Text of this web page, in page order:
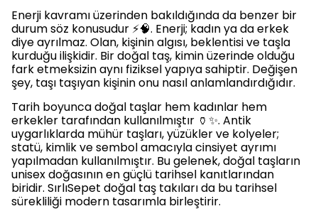
Enerji kavramı üzerinden bakıldığında da benzer bir
durum söz konusudur ⚡🧠. Enerji; kadın ya da erkek
diye ayrılmaz. Olan, kişinin algısı, beklentisi ve taşla
kurduğu ilişkidir. Bir doğal taş, kimin üzerinde olduğu
fark etmeksizin aynı fiziksel yapıya sahiptir. Değişen
şey, taşı taşıyan kişinin onu nasıl anlamlandırdığıdır.
Tarih boyunca doğal taşlar hem kadınlar hem
erkekler tarafından kullanılmıştır 🏺✨. Antik
uygarlıklarda mühür taşları, yüzükler ve kolyeler;
statü, kimlik ve sembol amacıyla cinsiyet ayrımı
yapılmadan kullanılmıştır. Bu gelenek, doğal taşların
unisex doğasının en güçlü tarihsel kanıtlarından
biridir. SırlıSepet doğal taş takıları da bu tarihsel
sürekliliği modern tasarımla birleştirir.